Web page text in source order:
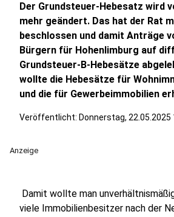
Der Grundsteuer-Hebesatz wird
mehr geändert. Das hat der Rat
beschlossen und damit Anträge
Bürgern für Hohenlimburg auf
Grundsteuer-B-Hebesätze
wollte die Hebesätze für
und die für Gewerbeimmobilien
Veröffentlicht: Donnerstag, 22.05.2025
Anzeige
Damit wollte man
viele Immobilienbesitzer nach der